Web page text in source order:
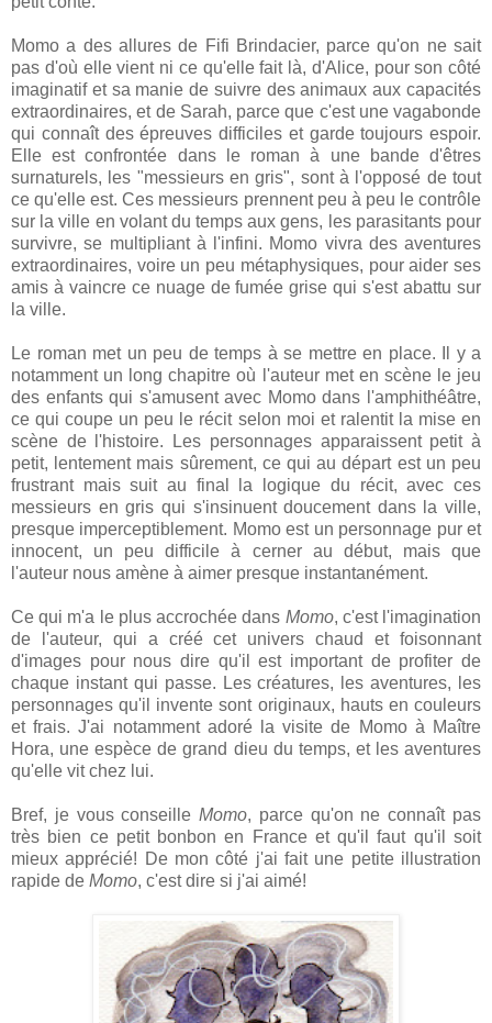
Momo a des allures de Fifi Brindacier, parce qu'on ne sait
pas d'où elle vient ni ce qu'elle fait là, d'Alice, pour son côté
imaginatif et sa manie de suivre des animaux aux capacités
extraordinaires, et de Sarah, parce que c'est une vagabonde
qui connaît des épreuves difficiles et garde toujours espoir.
Elle est confrontée dans le roman à une bande d'êtres
surnaturels, les "messieurs en gris", sont à l'opposé de tout
ce qu'elle est. Ces messieurs prennent peu à peu le contrôle
sur la ville en volant du temps aux gens, les parasitants pour
survivre, se multipliant à l'infini. Momo vivra des aventures
extraordinaires, voire un peu métaphysiques, pour aider ses
amis à vaincre ce nuage de fumée grise qui s'est abattu sur
la ville.
Le roman met un peu de temps à se mettre en place. Il y a
notamment un long chapitre où l'auteur met en scène le jeu
des enfants qui s'amusent avec Momo dans l'amphithéâtre,
ce qui coupe un peu le récit selon moi et ralentit la mise en
scène de l'histoire. Les personnages apparaissent petit à
petit, lentement mais sûrement, ce qui au départ est un peu
frustrant mais suit au final la logique du récit, avec ces
messieurs en gris qui s'insinuent doucement dans la ville,
presque imperceptiblement. Momo est un personnage pur et
innocent, un peu difficile à cerner au début, mais que
l'auteur nous amène à aimer presque instantanément.
Ce qui m'a le plus accrochée dans Momo, c'est l'imagination
de l'auteur, qui a créé cet univers chaud et foisonnant
d'images pour nous dire qu'il est important de profiter de
chaque instant qui passe. Les créatures, les aventures, les
personnages qu'il invente sont originaux, hauts en couleurs
et frais. J'ai notamment adoré la visite de Momo à Maître
Hora, une espèce de grand dieu du temps, et les aventures
qu'elle vit chez lui.
Bref, je vous conseilleMomo, parce qu'on ne connaît pas
très bien ce petit bonbon en France et qu'il faut qu'il soit
mieux apprécié! De mon côté j'ai fait une petite illustration
rapide de Momo, c'est dire si j'ai aimé!